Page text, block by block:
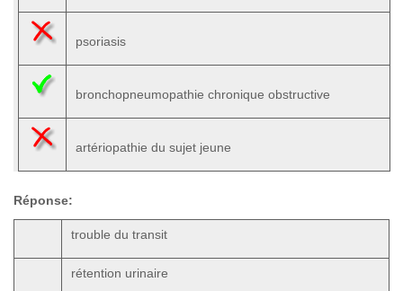
psoriasis
bronchopneumopathie chronique obstructive
artériopathie du sujet jeune
Réponse:
trouble du transit
rétention urinaire